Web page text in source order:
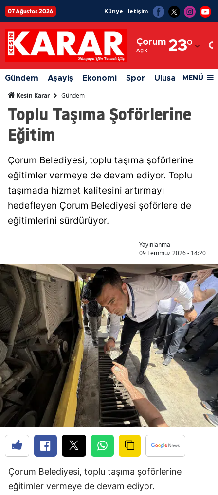
07 Ağustos 2026 Künye İletişim
Çorum
Açık 23°
Adıyaman
Afyonkarahisar
Ağrı
Amasya
Artvin
Aydın
Balıkesir
Bingöl
Bitlis
Bolu
Burdur
Bursa
Çanakkale
Çankırı
Çorum
Denizli
Diyarbakır
Edirne
Elazığ
Erzincan
Gündem Aşayiş Ekonomi Spor Ulusal Siyaset
MENÜ
Kesin Karar Gündem
Toplu Taşıma Şoförlerine
Eğitim
Çorum Belediyesi, toplu taşıma şoförlerine
eğitimler vermeye de devam ediyor. Toplu
taşımada hizmet kalitesini artırmayı
hedefleyen Çorum Belediyesi şoförlere de
eğitimlerini sürdürüyor.
Yayınlanma
09 Temmuz 2026 - 14:20
Çorum Belediyesi, toplu taşıma şoförlerine
eğitimler vermeye de devam ediyor.